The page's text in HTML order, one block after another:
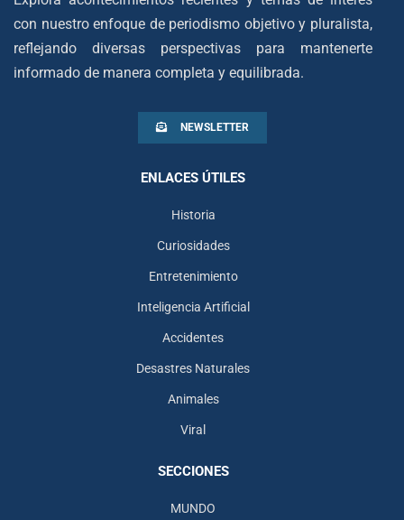
con nuestro enfoque de periodismo objetivo y pluralista,
reflejando diversas perspectivas para mantenerte
informado de manera completa y equilibrada.
NEWSLETTER
ENLACES ÚTILES
Historia
Curiosidades
Entretenimiento
Inteligencia Artificial
Accidentes
Desastres Naturales
Animales
Viral
SECCIONES
MUNDO